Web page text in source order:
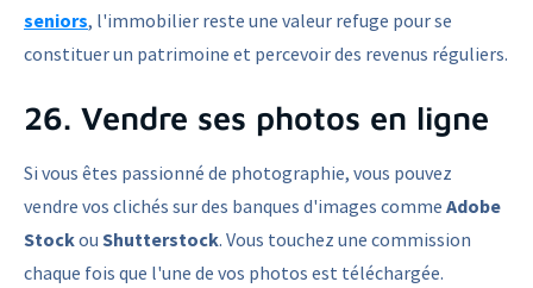
seniors, l'immobilier reste une valeur refuge pour se
constituer un patrimoine et percevoir des revenus réguliers.
26. Vendre ses photos en ligne
Si vous êtes passionné de photographie, vous pouvez
vendre vos clichés sur des banques d'images comme Adobe
Stockou Shutterstock. Vous touchez une commission
chaque fois que l'une de vos photos est téléchargée.